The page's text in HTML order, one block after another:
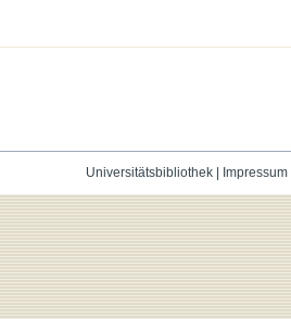
Universitätsbibliothek| Impressum|